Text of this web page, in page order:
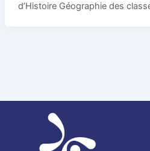
d’Histoire Géographie des